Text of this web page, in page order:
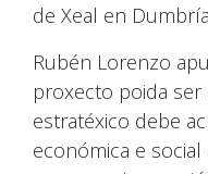
de Xeal en
Rubén Lorenzo
proxecto poida
estratéxico debe
económica e